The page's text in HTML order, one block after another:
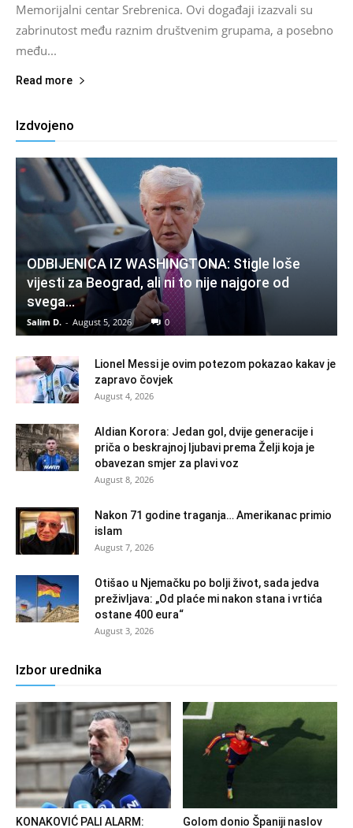
Memorijalni centar Srebrenica. Ovi događaji izazvali su
zabrinutost među raznim društvenim grupama, a posebno
među...
Read more
Izdvojeno
ODBIJENICA IZ WASHINGTONA: Stigle loše
vijesti za Beograd, ali ni to nije najgore od
svega…
Salim D. - August 5, 2026 0
Lionel Messi je ovim potezom pokazao kakav je
zapravo čovjek
August 4, 2026
Aldian Korora: Jedan gol, dvije generacije i
priča o beskrajnoj ljubavi prema Želji koja je
obavezan smjer za plavi voz
August 8, 2026
Nakon 71 godine traganja… Amerikanac primio
islam
August 7, 2026
Otišao u Njemačku po bolji život, sada jedva
preživljava: „Od plaće mi nakon stana i vrtića
ostane 400 eura“
August 3, 2026
Izbor urednika
KONAKOVIĆ PALI ALARM:
Golom donio Španiji naslov